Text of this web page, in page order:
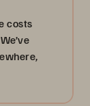
costs